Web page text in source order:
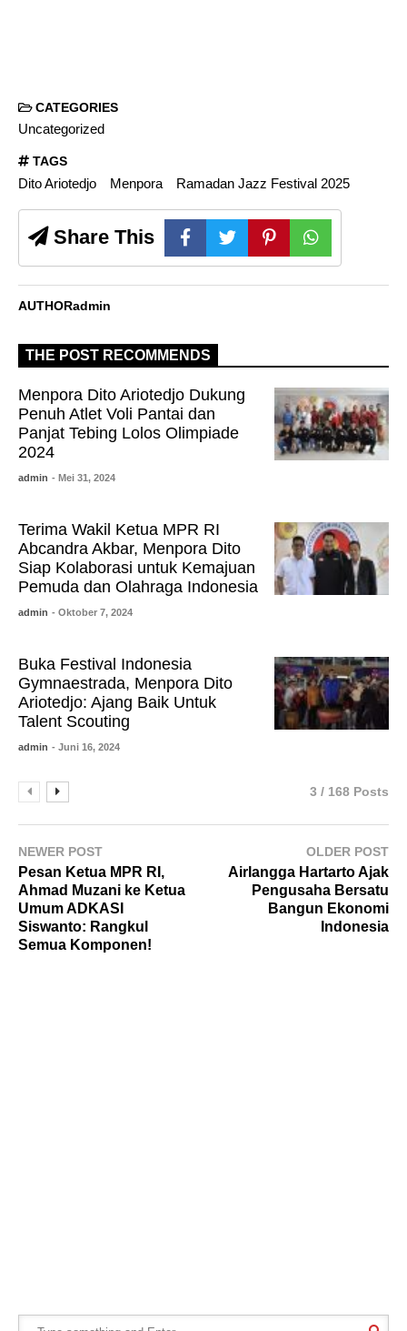
CATEGORIES
Uncategorized
TAGS
Dito Ariotedjo Menpora Ramadan Jazz Festival 2025
Share This
AUTHORadmin
THE POST RECOMMENDS
Menpora Dito Ariotedjo Dukung
Penuh Atlet Voli Pantai dan
Panjat Tebing Lolos Olimpiade
2024
admin - Mei 31, 2024
Terima Wakil Ketua MPR RI
Abcandra Akbar, Menpora Dito
Siap Kolaborasi untuk Kemajuan
Pemuda dan Olahraga Indonesia
admin - Oktober 7, 2024
Buka Festival Indonesia
Gymnaestrada, Menpora Dito
Ariotedjo: Ajang Baik Untuk
Talent Scouting
admin - Juni 16, 2024
3 / 168 Posts
NEWER POST
Pesan Ketua MPR RI,
Ahmad Muzani ke Ketua
Umum ADKASI
Siswanto: Rangkul
Semua Komponen!
OLDER POST
Airlangga Hartarto Ajak
Pengusaha Bersatu
Bangun Ekonomi
Indonesia